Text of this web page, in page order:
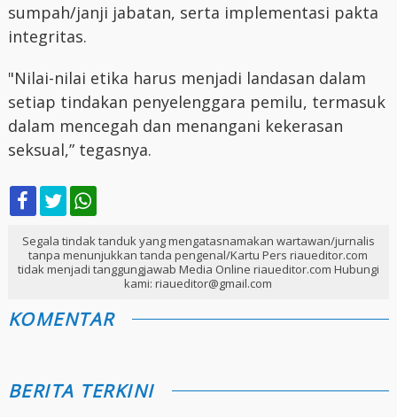
sumpah/janji jabatan, serta implementasi pakta
integritas.
"Nilai-nilai etika harus menjadi landasan dalam
setiap tindakan penyelenggara pemilu, termasuk
dalam mencegah dan menangani kekerasan
seksual,” tegasnya.
Segala tindak tanduk yang mengatasnamakan wartawan/jurnalis
tanpa menunjukkan tanda pengenal/Kartu Pers riaueditor.com
tidak menjadi tanggungjawab Media Online riaueditor.com Hubungi
kami: riaueditor@gmail.com
KOMENTAR
BERITA TERKINI